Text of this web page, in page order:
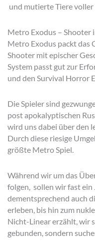
und mutierte Tiere voller
Metro Exodus – Shooter
Metro Exodus packt das
Shooter mit epischer
System passt gut zur
und den Survival Horror
Die Spieler sind
post apokalyptischen
wird uns dabei über den
Durch diese riesige
größte Metro Spiel.
Während wir um das
folgen, sollen wir fast ein
dementsprechend auch
erleben, bis hin zum
Nicht-Linear erzählt, wir
gebunden, sondern